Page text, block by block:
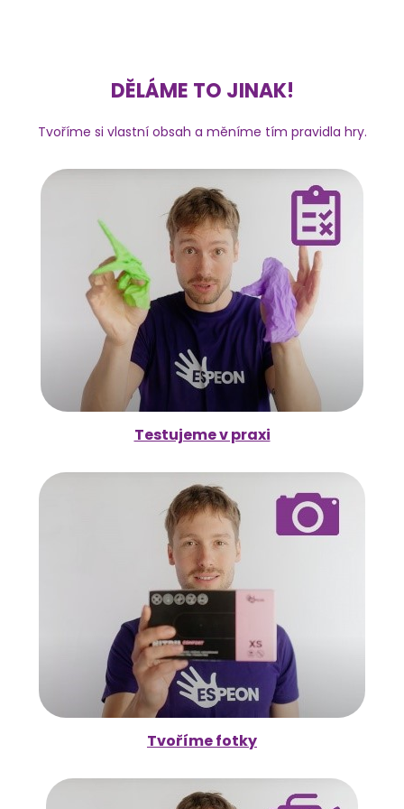
DĚLÁME TO JINAK!
Tvoříme si vlastní obsah a měníme tím pravidla hry.
Testujeme v praxi
Tvoříme fotky